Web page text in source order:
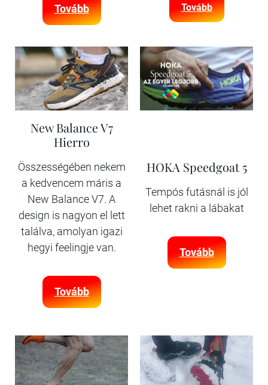
Tovább Tovább
New Balance V7
Hierro
Összességében nekem
a kedvencem máris a
New Balance V7. A
design is nagyon el lett
találva, amolyan igazi
hegyi feelingje van.
Tovább
HOKA Speedgoat 5
Tempós futásnál is jól
lehet rakni a lábakat
Tovább